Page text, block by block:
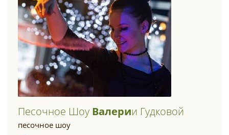
Песочное Шоу ВалериИ Гудковой
песочное шоу